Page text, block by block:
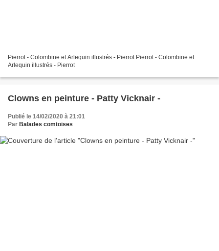
Pierrot - Colombine et Arlequin illustrés - Pierrot Pierrot - Colombine et
Arlequin illustrés - Pierrot
Clowns en peinture - Patty Vicknair -
Publié le 14/02/2020 à 21:01
Par Balades comtoises